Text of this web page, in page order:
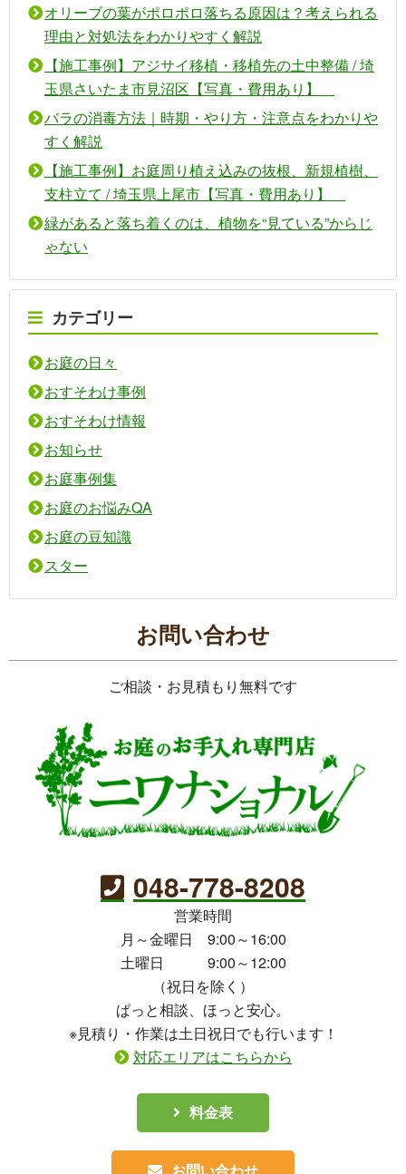
オリーブの葉がポロポロ落ちる原因は？考えられる
理由と対処法をわかりやすく解説
【施工事例】アジサイ移植・移植先の土中整備 / 埼
玉県さいたま市見沼区【写真・費用あり】
バラの消毒方法｜時期・やり方・注意点をわかりや
すく解説
【施工事例】お庭周り植え込みの抜根、新規植樹、
支柱立て / 埼玉県上尾市【写真・費用あり】
緑があると落ち着くのは、植物を“見ている”からじ
ゃない
カテゴリー
お庭の日々
おすそわけ事例
おすそわけ情報
お知らせ
お庭事例集
お庭のお悩みQA
お庭の豆知識
スター
お問い合わせ
ご相談・お見積もり無料です
048-778-8208
営業時間
月～金曜日 9:00～16:00
土曜日 9:00～12:00
（祝日を除く）
ぱっと相談、ほっと安心。
※見積り・作業は土日祝日でも行います！
対応エリアはこちらから
料金表